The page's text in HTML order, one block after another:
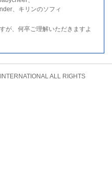
、キリンのソフィ
が、何卒ご理解いただきますよ